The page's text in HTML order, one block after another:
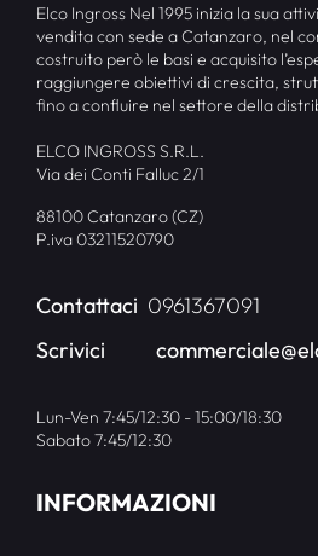
Elco Ingross Nel 1995 inizia la sua
vendita con sede a Catanzaro, nel
costruito però le basi e acquisito
raggiungere obiettivi di crescita,
fino a confluire nel settore della
ELCO INGROSS S.R.L.
Via dei Conti Falluc 2/1
88100 Catanzaro (CZ)
P.iva 03211520790
Contattaci 0961367091
Scrivici
Lun-Ven 7:45/12:30 - 15:00/18:30
Sabato 7:45/12:30
INFORMAZIONI